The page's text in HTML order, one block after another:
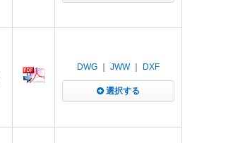
DWG JWW｜ DXF
選択する